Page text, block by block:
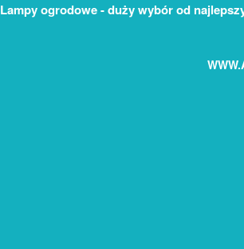
Lampy ogrodowe - duży wybór od